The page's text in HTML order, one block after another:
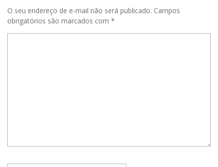
O seu endereço de e-mail não será publicado. Campos
obrigatórios são marcados com *